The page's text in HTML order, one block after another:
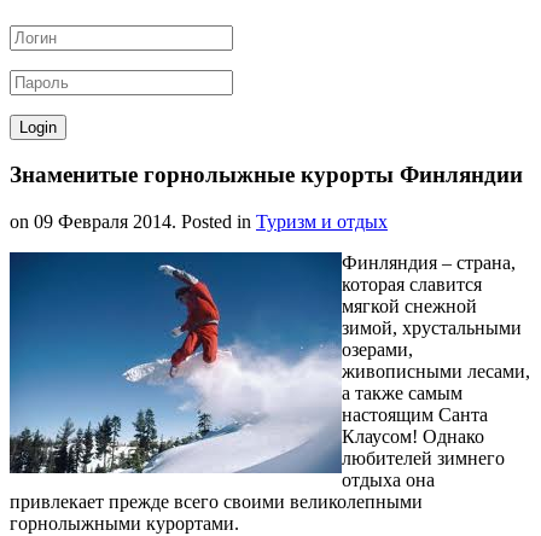
Знаменитые горнолыжные курорты Финляндии
on 09 Февраля 2014. Posted in Туризм и отдых
Финляндия – страна,
которая славится
мягкой снежной
зимой, хрустальными
озерами,
живописными лесами,
а также самым
настоящим Санта
Клаусом! Однако
любителей зимнего
отдыха она
привлекает прежде всего своими великолепными
горнолыжными курортами.